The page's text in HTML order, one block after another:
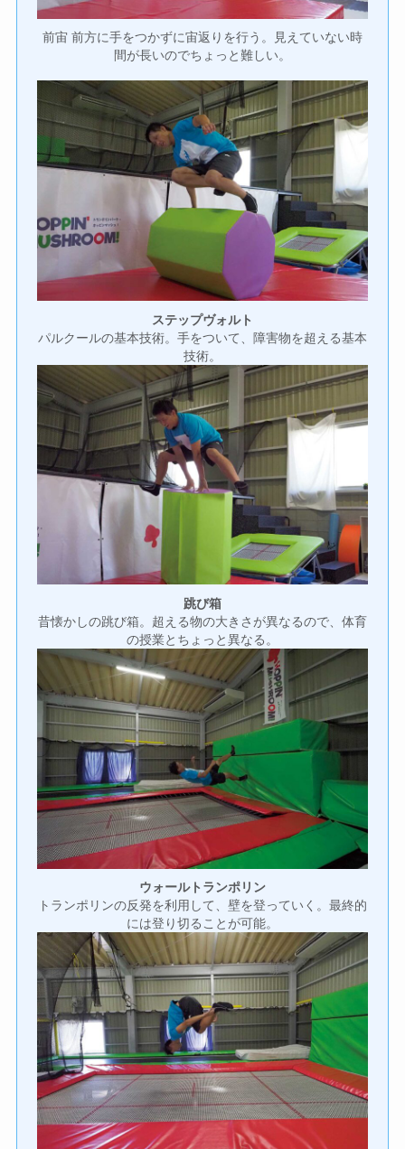
前宙 前方に手をつかずに宙返りを行う。見えていない時
間が長いのでちょっと難しい。
ステップヴォルト
パルクールの基本技術。手をついて、障害物を超える基本
技術。
跳び箱
昔懐かしの跳び箱。超える物の大きさが異なるので、体育
の授業とちょっと異なる。
ウォールトランポリン
トランポリンの反発を利用して、壁を登っていく。最終的
には登り切ることが可能。